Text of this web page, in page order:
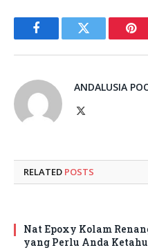
FacebookTwitter
ANDALUSIA
RELATED POSTS
Nat Epoxy Kolam
yang Perlu Anda